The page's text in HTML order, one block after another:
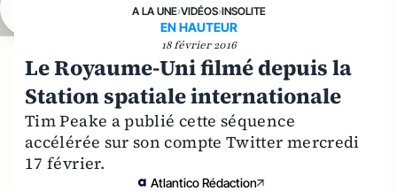
A LA UNE›VIDÉOS›INSOLITE
EN HAUTEUR
18 février 2016
Le Royaume-Uni filmé depuis la
Station spatiale internationale
Tim Peake a publié cette séquence
accélérée sur son compte Twitter mercredi
17 février.
Atlantico Rédaction